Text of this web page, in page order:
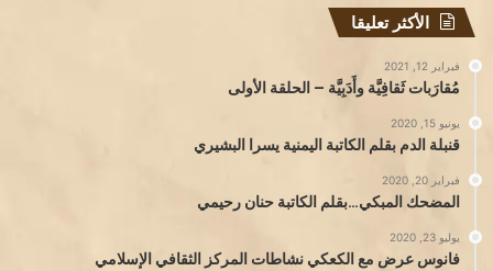
الأكثر تعليقا
فبراير 12, 2021
مُقارَبات ثَقافِيَّة وأَدَبِيَّة – الحلقة الأولى
يونيو 15, 2020
قنبلة الدم بقلم الكاتبة اليمنية يسرا البشيري
فبراير 20, 2020
المضحك المبكي…بقلم الكاتبة حنان رحيمي
يوليو 23, 2020
فانوس عرض مع الكعكي نشاطات المركز الثقافي الإسلامي